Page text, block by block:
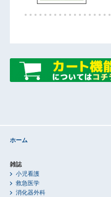
ホーム
雑誌
小児看護
救急医学
消化器外科